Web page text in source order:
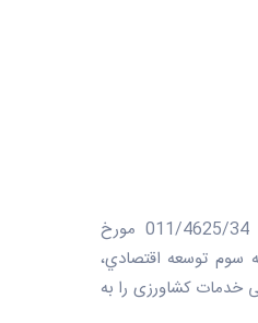
هيأت وزيران در جلسه مورخ 1381/11/27 بنا به پيشنهاد شماره 011/4625/34 مورخ
استناد ماده (4) قانون برنامه سوم توسعه اقتصادي،
خدمات کشاورزى را به